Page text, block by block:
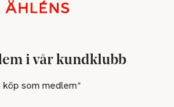
i vår kundklubb
som medlem*